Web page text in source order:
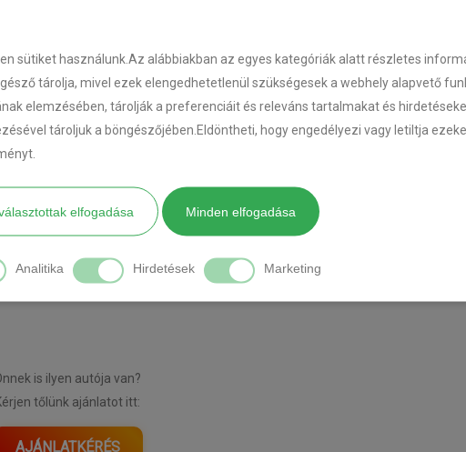
sütiket használunk.Az alábbiakban az egyes kategóriák alatt részletes
tárolja, mivel ezek elengedhetetlenül szükségesek a webhely alapvető
elemzésében, tárolják a preferenciáit és releváns tartalmakat és
tároljuk a böngészőjében.Eldöntheti, hogy engedélyezi vagy letiltja
elfogadása Minden elfogadása
Analitika Hirdetések Marketing
[DIAVETÍTÉS INDÍTÁSA]
is ilyen autója van?
tőlünk ajánlatot itt:
AJÁNLATKÉRÉS